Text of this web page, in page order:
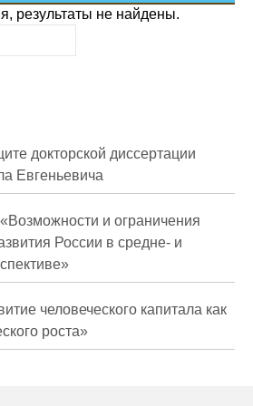
коррупции
прогнозирования
результаты не найдены.
докторской диссертации
Евгеньевича
и ограничения
России в средне- и
человеческого капитала как
роста»